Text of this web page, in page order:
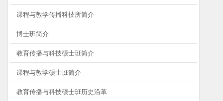
课程与教学传播科技所简介
博士班简介
教育传播与科技硕士班简介
课程与教学硕士班简介
教育传播与科技硕士班历史沿革